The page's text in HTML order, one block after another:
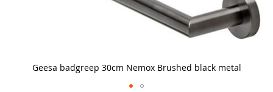
Geesa badgreep 30cm Nemox Brushed black metal